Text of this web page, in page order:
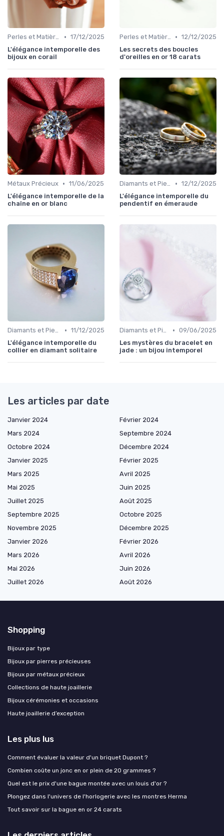
Perles et Matières Rares • 17/12/2025
L'élégance intemporelle des
bijoux en corail
Perles et Matières Rares • 12/12/2025
Les secrets des boucles
d'oreilles en or 18 carats
Métaux Précieux • 11/06/2025
L'élégance intemporelle de la
chaîne en or blanc
Diamants et Pierres Précieuses • 12/12/2025
L'élégance intemporelle du
pendentif en émeraude
Diamants et Pierres Précieuses • 11/12/2025
L'élégance intemporelle du
collier en diamant solitaire
Diamants et Pierres Précieuses • 09/06/2025
Les mystères du bracelet en
jade : un bijou intemporel
Les articles par date
Janvier 2024
Février 2024
Mars 2024
Septembre 2024
Octobre 2024
Décembre 2024
Janvier 2025
Février 2025
Mars 2025
Avril 2025
Mai 2025
Juin 2025
Juillet 2025
Août 2025
Septembre 2025
Octobre 2025
Novembre 2025
Décembre 2025
Janvier 2026
Février 2026
Mars 2026
Avril 2026
Mai 2026
Juin 2026
Juillet 2026
Août 2026
Shopping
Bijoux par type
Bijoux par pierres précieuses
Bijoux par métaux précieux
Collections de haute joaillerie
Bijoux cérémonies et occasions
Haute joaillerie d’exception
Les plus lus
Comment évaluer la valeur d'un briquet Dupont ?
Combien coûte un jonc en or plein de 20 grammes ?
Quel est le prix d'une bague montée avec un louis d'or ?
Plongez dans l'univers de l'horlogerie avec les montres Herma
Tout savoir sur la bague en or 24 carats